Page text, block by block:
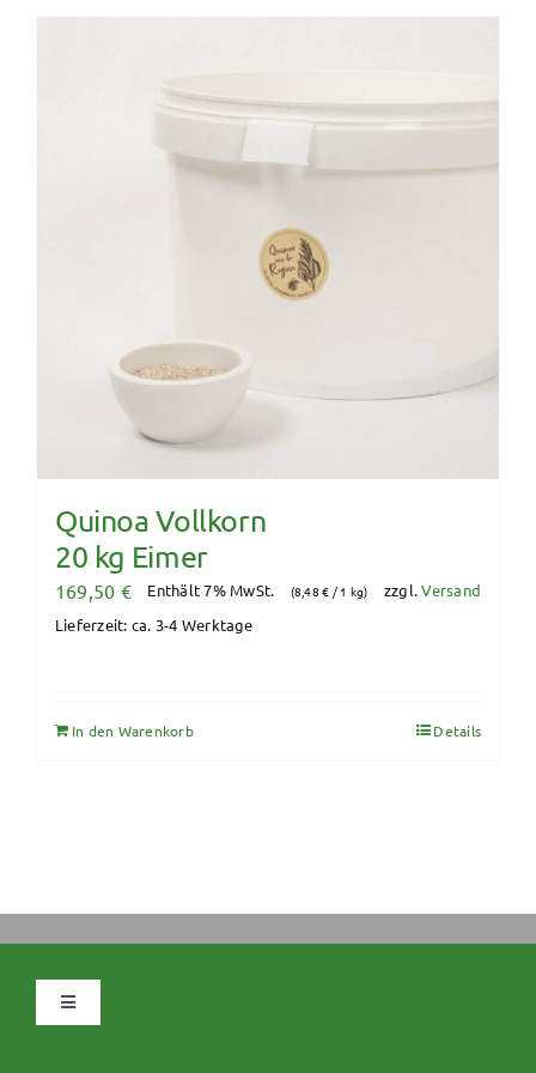
Quinoa Vollkorn
20 kg Eimer
169,50 € Enthält 7% MwSt. (8,48€ / 1 kg) zzgl.Versand
Lieferzeit: ca. 3-4 Werktage
In den Warenkorb Details
Navigation